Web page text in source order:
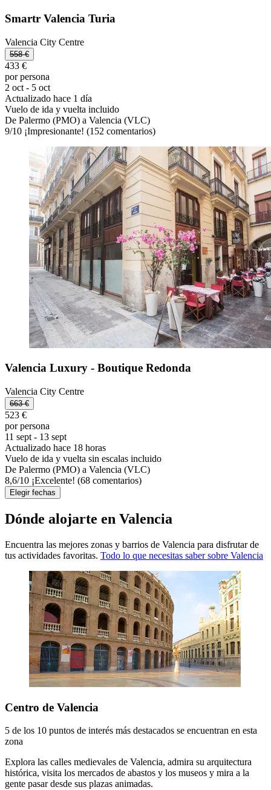
Smartr Valencia Turia
Valencia City Centre
558 €
433 €
por persona
2 oct - 5 oct
Actualizado hace 1 día
Vuelo de ida y vuelta incluido
De Palermo (PMO) a Valencia (VLC)
9/10 ¡Impresionante! (152 comentarios)
Valencia Luxury - Boutique Redonda
Valencia City Centre
663 €
523 €
por persona
11 sept - 13 sept
Actualizado hace 18 horas
Vuelo de ida y vuelta sin escalas incluido
De Palermo (PMO) a Valencia (VLC)
8,6/10 ¡Excelente! (68 comentarios)
Elegir fechas
Dónde alojarte en Valencia
Encuentra las mejores zonas y barrios de Valencia para disfrutar de
tus actividades favoritas. Todo lo que necesitas saber sobre Valencia
Centro de Valencia
5 de los 10 puntos de interés más destacados se encuentran en esta
zona
Explora las calles medievales de Valencia, admira su arquitectura
histórica, visita los mercados de abastos y los museos y mira a la
gente pasar desde sus plazas animadas.